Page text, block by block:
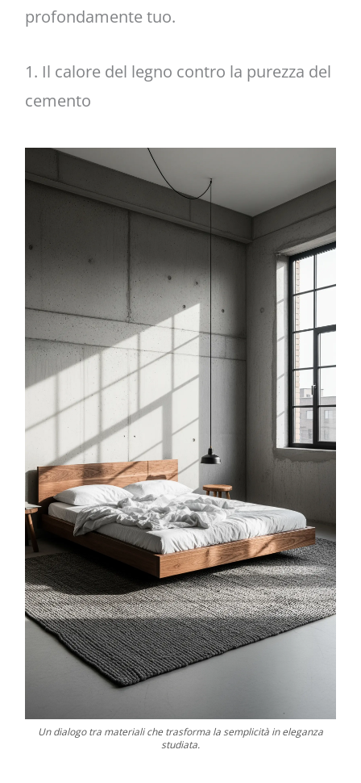
profondamente tuo.
1. Il calore del legno contro la purezza del
cemento
Un dialogo tra materiali che trasforma la semplicità in eleganza
studiata.